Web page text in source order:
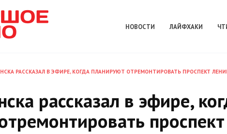
НОВОСТИ ЛАЙФХАКИ
РАССКАЗАЛ В ЭФИРЕ, КОГДА ПЛАНИРУЮТ ОТРЕМОНТИРОВАТЬ ПРОСПЕКТ
рассказал в эфире,
проспект